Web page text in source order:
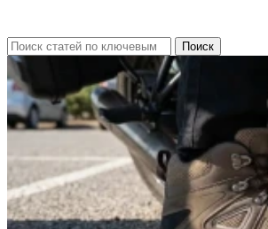
Поиск